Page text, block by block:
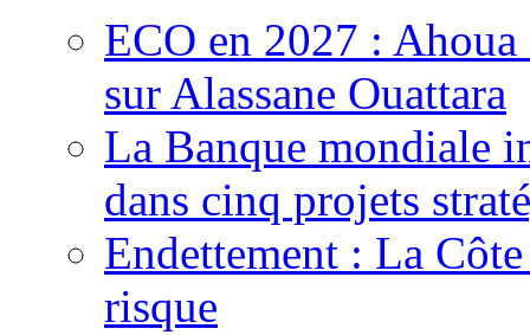
ECO en 2027 :
sur Alassane Ouattara
La Banque mondiale
dans cinq projets
Endettement : La
risque